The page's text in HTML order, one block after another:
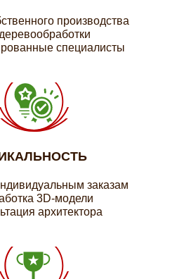
производства
специалисты
заказам
3D-модели
архитектора